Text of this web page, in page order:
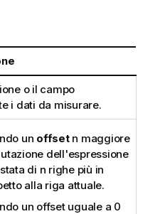
o il campo
i dati da misurare.
un offset n maggiore
dell'espressione
di n righe più in
alla riga attuale.
un offset uguale a 0